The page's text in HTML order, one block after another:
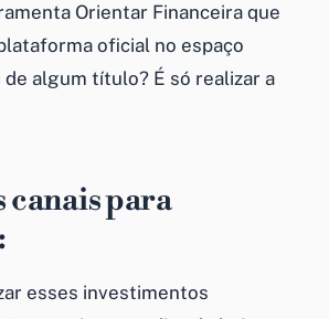
Orientar Financeira que
oficial no espaço
algum título? É só realizar a
canais para
esses investimentos